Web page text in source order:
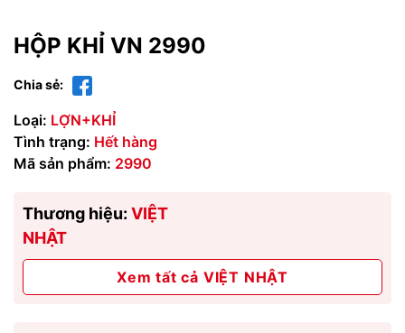
HỘP KHỈ VN 2990
Chia sẻ:
Loại: LỢN+KHỈ
Tình trạng: Hết hàng
Mã sản phẩm: 2990
Thương hiệu: VIỆT
NHẬT
Xem tất cả VIỆT NHẬT